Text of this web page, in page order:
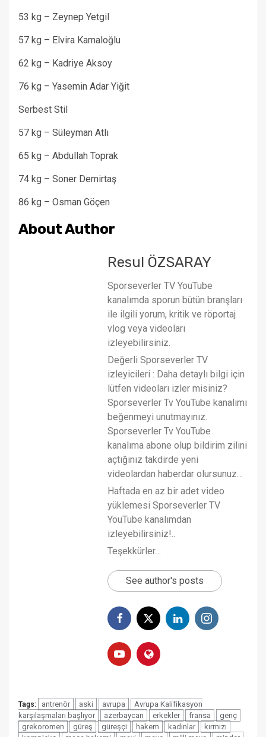
53 kg – Zeynep Yetgil
57 kg – Elvira Kamaloğlu
62 kg – Kadriye Aksoy
76 kg – Yasemin Adar Yiğit
Serbest Stil
57 kg – Süleyman Atlı
65 kg – Abdullah Toprak
74 kg – Soner Demirtaş
86 kg – Osman Göçen
About Author
Resul ÖZSARAY
Sporseverler TV YouTube
kanalımda sporun bütün branşları
ile ilgili yorum, kritik ve röportaj
vlog veya videoları
izleyebilirsiniz.
Değerli Sporseverler TV
izleyicileri : Daha detaylı bilgi için
lütfen videoları izler misiniz?
Sporseverler Tv YouTube kanalımı
beğenmeyi unutmayınız.
Sporseverler Tv YouTube
kanalıma abone olup bildirim zilini
açtığınız takdirde yeni
videolardan haberdar olursunuz…
Haftada en az bir adet video
yüklemesi Sporseverler TV
YouTube kanalımdan
izleyebilirsiniz!..
Teşekkürler…
See author's posts
Tags: antrenör aski avrupa
Avrupa Kalifikasyon
karşılaşmaları başlıyor
azerbaycan erkekler fransa
genç
grekoromen
güreş güreşçi hakem kadınlar
kırmızı